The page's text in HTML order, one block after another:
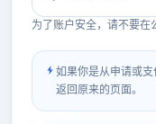
为了账户安全，请不要在
如果你是从申请或
返回原来的页面。